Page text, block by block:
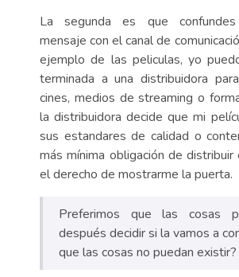
La segunda es que
mensaje con el canal de
ejemplo de las peliculas, yo
terminada a una distribuidora
cines, medios de streaming o
la distribuidora decide que mi
sus estandares de calidad o
más mínima obligación de
el derecho de mostrarme la puerta.
Preferimos que las cosas
después decidir si la vamos a
que las cosas no puedan existir?